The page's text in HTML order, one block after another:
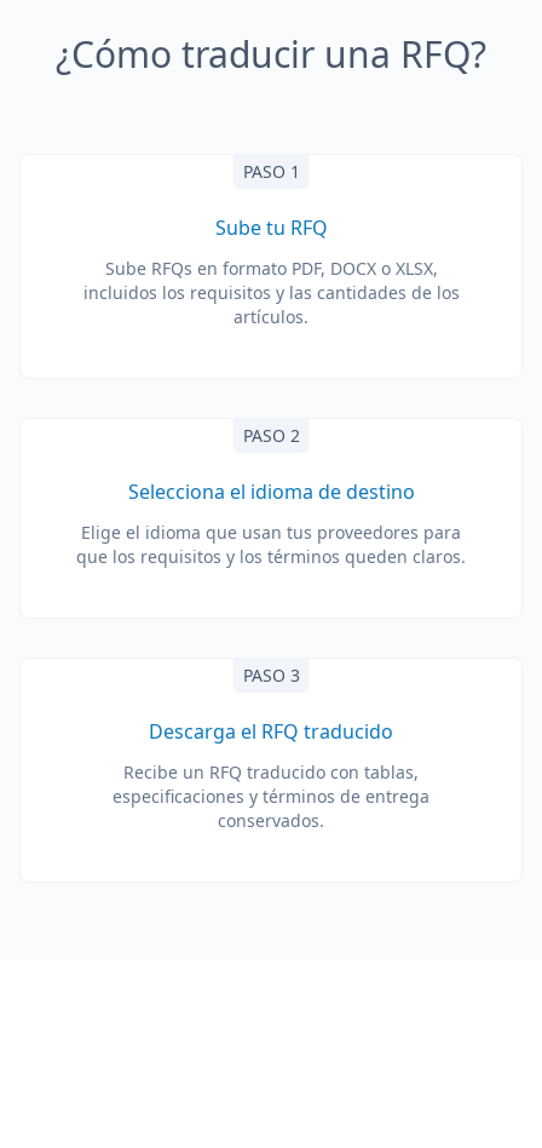
¿Cómo traducir una RFQ?
PASO 1
Sube tu RFQ
Sube RFQs en formato PDF, DOCX o XLSX,
incluidos los requisitos y las cantidades de los
artículos.
PASO 2
Selecciona el idioma de destino
Elige el idioma que usan tus proveedores para
que los requisitos y los términos queden claros.
PASO 3
Descarga el RFQ traducido
Recibe un RFQ traducido con tablas,
especificaciones y términos de entrega
conservados.